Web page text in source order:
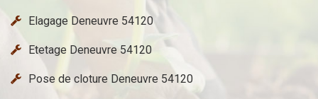
Elagage Deneuvre 54120
Etetage Deneuvre 54120
Pose de cloture Deneuvre 54120